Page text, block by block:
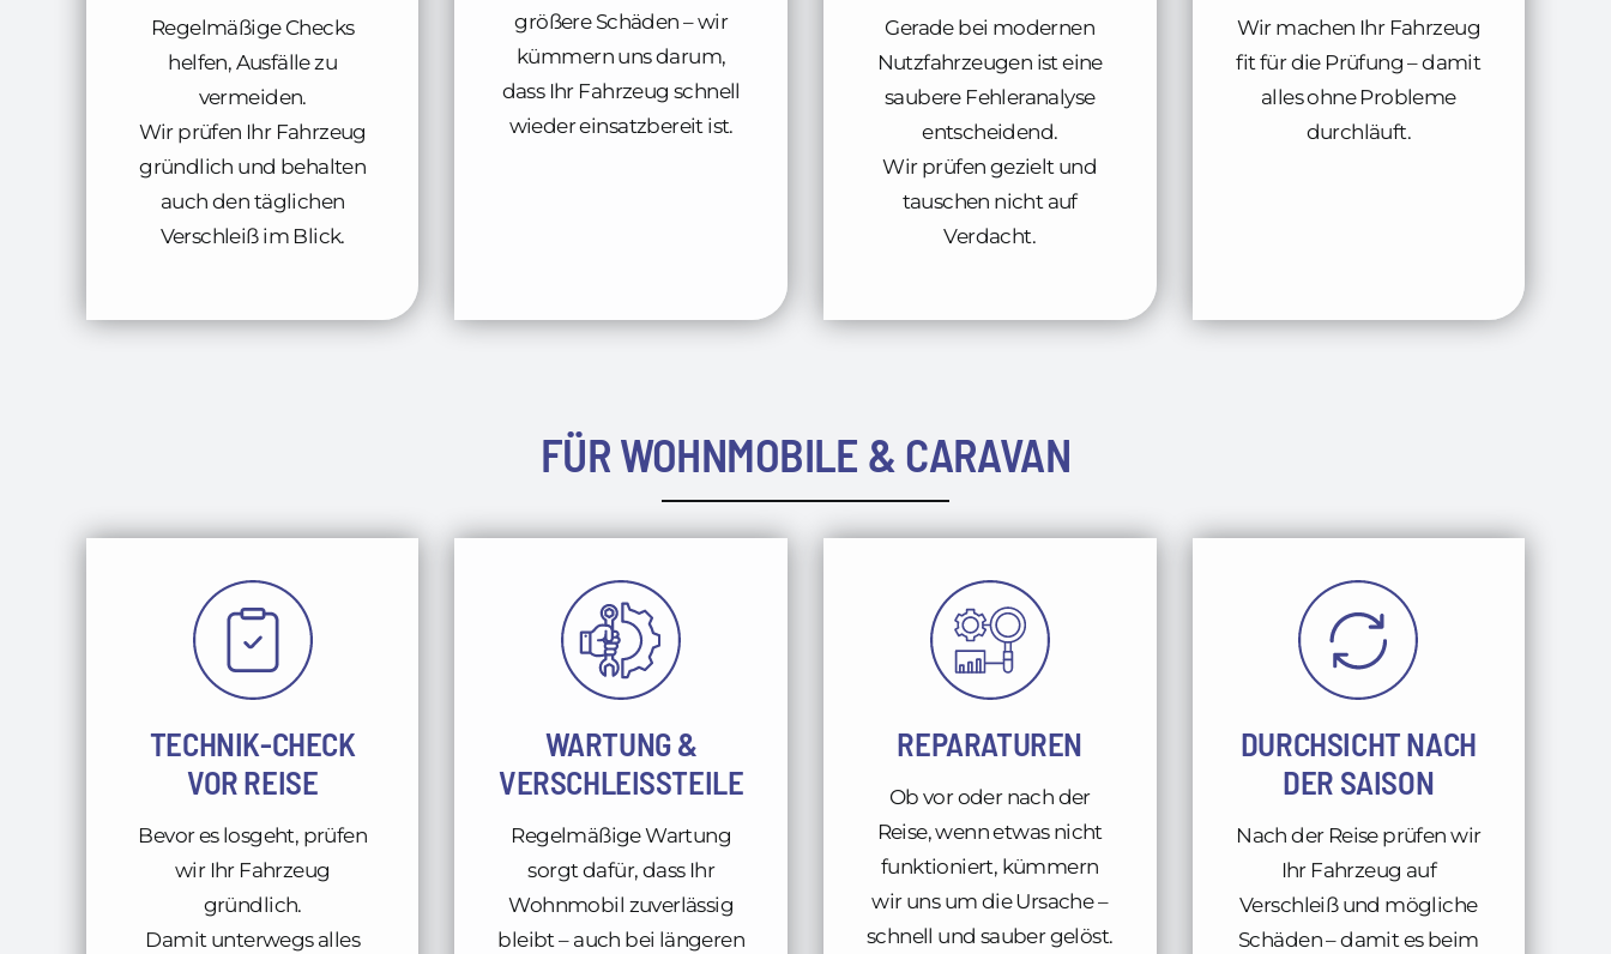
Regelmäßige Checks
helfen, Ausfälle zu
vermeiden.
Wir prüfen Ihr Fahrzeug
gründlich und behalten
auch den täglichen
Verschleiß im Blick.
größere Schäden – wir
kümmern uns darum,
dass Ihr Fahrzeug schnell
wieder einsatzbereit ist.
Gerade bei modernen
Nutzfahrzeugen ist eine
saubere Fehleranalyse
entscheidend.
Wir prüfen gezielt und
tauschen nicht auf
Verdacht.
Wir machen Ihr Fahrzeug
fit für die Prüfung – damit
alles ohne Probleme
durchläuft.
FÜR WOHNMOBILE & CARAVAN
TECHNIK-CHECK
VOR REISE
Bevor es losgeht, prüfen
wir Ihr Fahrzeug
gründlich.
Damit unterwegs alles
WARTUNG &
VERSCHLEISSTEILE
Regelmäßige Wartung
sorgt dafür, dass Ihr
Wohnmobil zuverlässig
bleibt – auch bei längeren
REPARATUREN
Ob vor oder nach der
Reise, wenn etwas nicht
funktioniert, kümmern
wir uns um die Ursache –
schnell und sauber gelöst.
DURCHSICHT NACH
DER SAISON
Nach der Reise prüfen wir
Ihr Fahrzeug auf
Verschleiß und mögliche
Schäden – damit es beim